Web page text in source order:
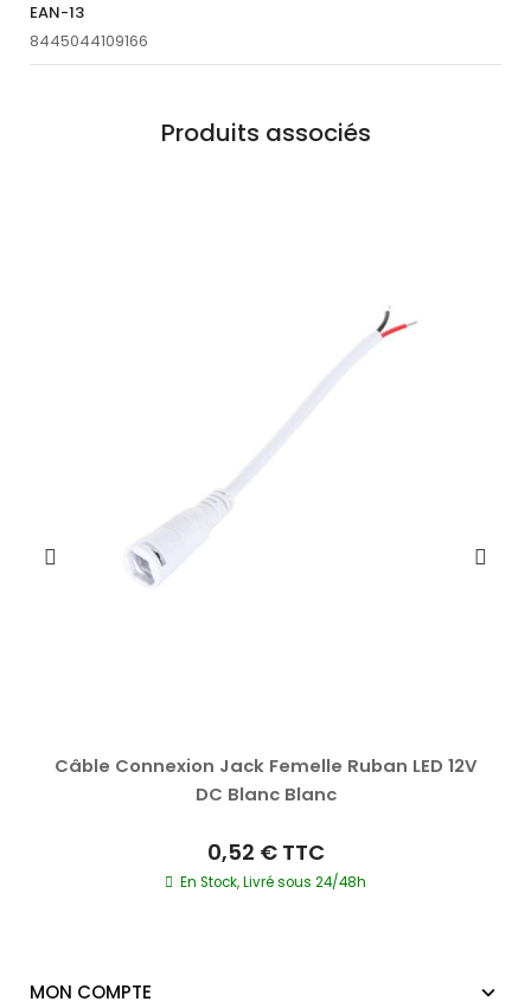
EAN-13
8445044109166
Produits associés
Câble Connexion Jack Femelle Ruban LED 12V
DC Blanc Blanc
0,52 € TTC
En Stock, Livré sous 24/48h
MON COMPTE